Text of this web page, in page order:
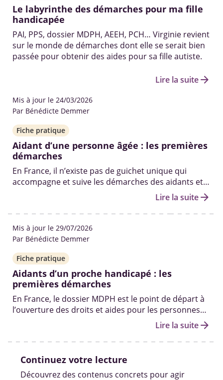
Le labyrinthe des démarches pour ma fille
handicapée
PAI, PPS, dossier MDPH, AEEH, PCH… Virginie revient
sur le monde de démarches dont elle se serait bien
passée pour obtenir des aides pour sa fille autiste.
Lire la suitearrow_forward
Mis à jour le 24/03/2026
Par Bénédicte Demmer
Fiche pratique
Aidant d’une personne âgée : les premières
démarches
En France, il n’existe pas de guichet unique qui
accompagne et suive les démarches des aidants et
de leurs proches tout au long de leurs parcours. Il
n’existe pas non plus de statut d’aidant officiel à
obtenir.
Lire la suitearrow_forward
Mis à jour le 29/07/2026
Par Bénédicte Demmer
Fiche pratique
Aidants d’un proche handicapé : les
premières démarches
En France, le dossier MDPH est le point de départ à
l’ouverture des droits et aides pour les personnes
en situation de handicap. Qui peut vous aider à le
remplir ? Quelles sont les autres démarches pour
obtenir des solutions ? On fait le point.
Lire la suitearrow_forward
Continuez votre lecture
Découvrez des contenus concrets pour agir